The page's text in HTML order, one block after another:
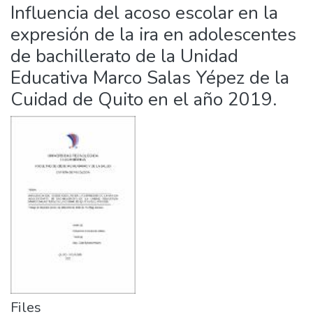
Influencia del acoso escolar en la
expresión de la ira en adolescentes
de bachillerato de la Unidad
Educativa Marco Salas Yépez de la
Cuidad de Quito en el año 2019.
Files